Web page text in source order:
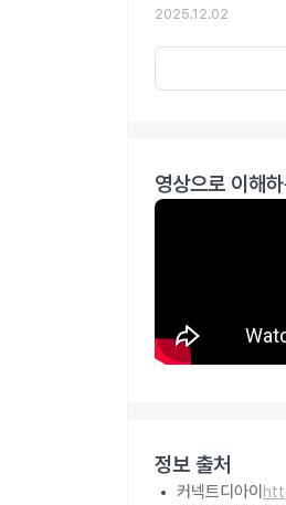
2025.12.02
영상으로 이해
정보 출처
커넥트디아이